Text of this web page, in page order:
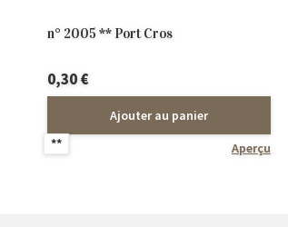
n° 2005 ** Port Cros
**
0,30€
Ajouter au panier
Aperçu